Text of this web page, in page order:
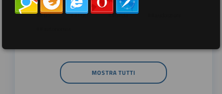
##DS ##FGU ##Gilda
MOSTRA TUTTI